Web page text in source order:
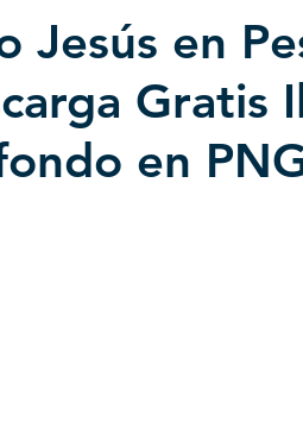
infantil HD sin
Jesús en
Gratis
en